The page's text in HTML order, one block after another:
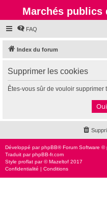
Marchés
FAQ
Index du forum
Supprimer les cookies
Êtes-vous sûr de vouloir
Développé parphpBB® Forum Software ©
Traduit parphpBB-fr.com
Style proflat par ©Mazeltof 2017
Confidentialité | Conditions